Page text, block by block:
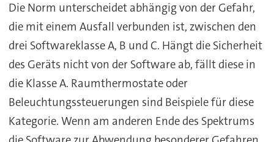
Die Norm unterscheidet abhängig von der Gefahr,
die mit einem Ausfall verbunden ist, zwischen den
drei Softwareklasse A, B und C. Hängt die Sicherheit
des Geräts nicht von der Software ab, fällt diese in
die Klasse A. Raumthermostate oder
Beleuchtungssteuerungen sind Beispiele für diese
Kategorie. Wenn am anderen Ende des Spektrums